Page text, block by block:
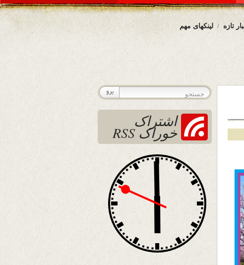
لینکهای مهم تازه
اشتراک
خوراک RSS